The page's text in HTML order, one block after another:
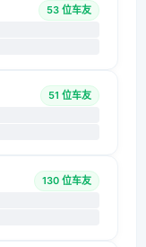
53 位车友
51 位车友
130 位车友